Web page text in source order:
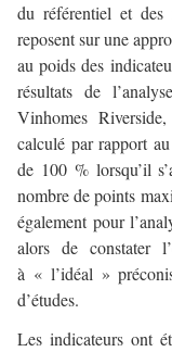
du référentiel et des
reposent sur une
au poids des
résultats de
Vinhomes
calculé par rapport
de 100 % lorsqu’il
nombre de points
également pour
alors de constater
à « l’idéal »
d’études.
Les indicateurs ont